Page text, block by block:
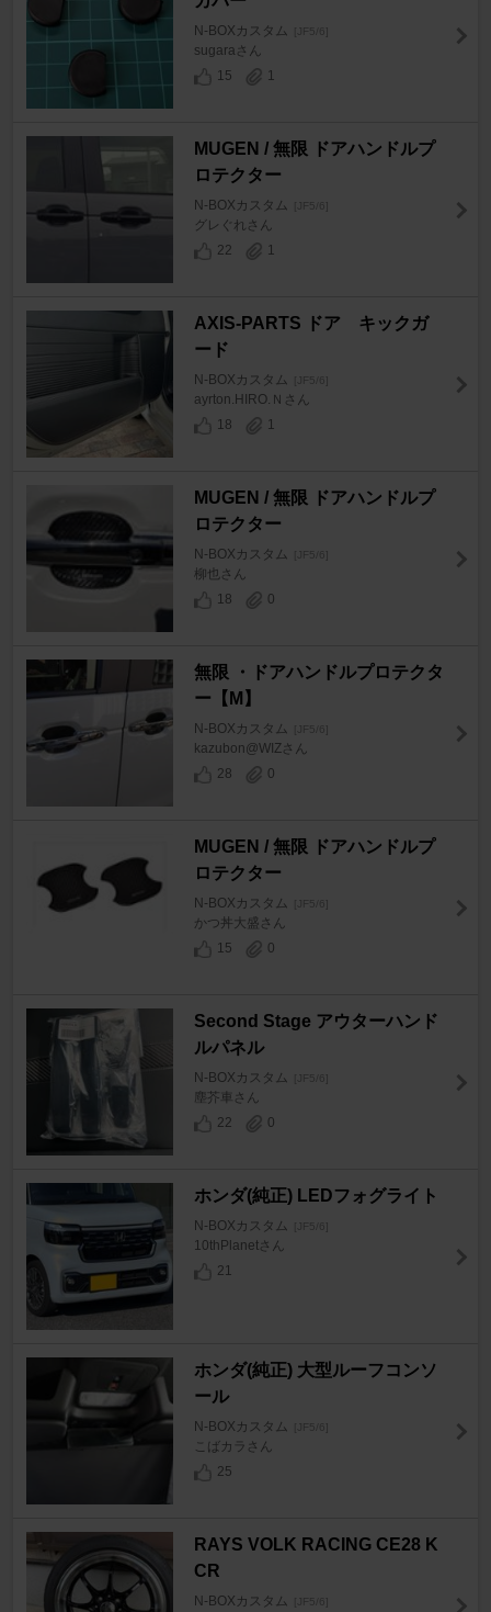
N-BOXカスタム [JF5/6]
sugaraさん
15
1
MUGEN / 無限 ドアハンドルプ
ロテクター
N-BOXカスタム [JF5/6]
グレぐれさん
22
1
AXIS-PARTS ドア キックガ
ード
N-BOXカスタム [JF5/6]
ayrton.HIRO.Ｎさん
18
1
MUGEN / 無限 ドアハンドルプ
ロテクター
N-BOXカスタム [JF5/6]
柳也さん
18
0
無限 ・ドアハンドルプロテクタ
ー【M】
N-BOXカスタム [JF5/6]
kazubon@WIZさん
28
0
MUGEN / 無限 ドアハンドルプ
ロテクター
N-BOXカスタム [JF5/6]
かつ丼大盛さん
15
0
Second Stage アウターハンド
ルパネル
N-BOXカスタム [JF5/6]
塵芥車さん
22
0
ホンダ(純正) LEDフォグライト
N-BOXカスタム [JF5/6]
10thPlanetさん
21
ホンダ(純正) 大型ルーフコンソ
ール
N-BOXカスタム [JF5/6]
こばカラさん
25
RAYS VOLK RACING CE28 K
CR
N-BOXカスタム [JF5/6]